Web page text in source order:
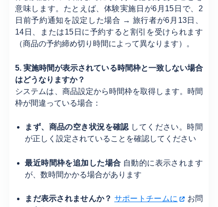
意味します。たとえば、体験実施日が6月15日で、2
日前予約通知を設定した場合 → 旅行者が6月13日、
14日、または15日に予約すると割引を受けられます
（商品の予約締め切り時間によって異なります）。
5. 実施時間が表示されている時間枠と一致しない場合
はどうなりますか？
システムは、商品設定から時間枠を取得します。時間
枠が間違っている場合：
まず、商品の空き状況を確認 してください。時間
が正しく設定されていることを確認してください
最近時間枠を追加した場合 自動的に表示されます
が、数時間かかる場合があります
まだ表示されませんか？ サポートチームに
お問